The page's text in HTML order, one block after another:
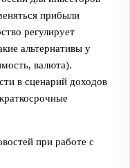
прибыли
регулирует
альтернативы у
валюта).
в сценарий доходов
при работе с